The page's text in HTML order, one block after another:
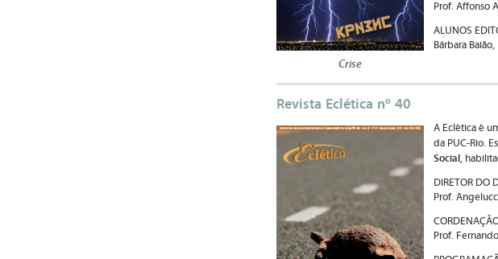
Crise
Prof. Affonso
ALUNOS
Bárbara
Revista Eclética nº 40
A Eclética é
da PUC-Rio.
Social,
DIRETOR DO
Prof.
Prof.